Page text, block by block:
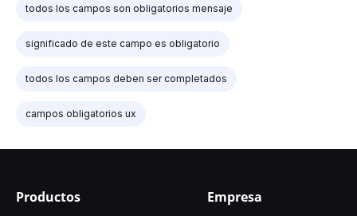
todos los campos son obligatorios mensaje
significado de este campo es obligatorio
todos los campos deben ser completados
campos obligatorios ux
Productos Empresa